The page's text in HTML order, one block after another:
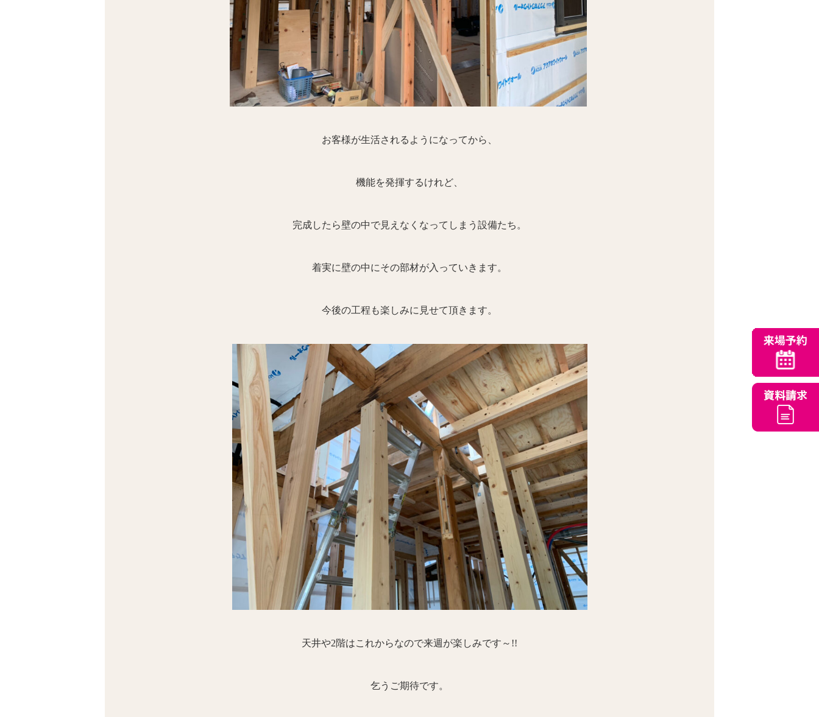
お客様が生活されるようになってから、
機能を発揮するけれど、
完成したら壁の中で見えなくなってしまう設備たち。
着実に壁の中にその部材が入っていきます。
今後の工程も楽しみに見せて頂きます。
天井や2階はこれからなので来週が楽しみです～!!
乞うご期待です。